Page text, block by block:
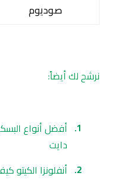
صوديوم
نرشح لك أيضاً:
أفضل أنواع
دايت
أنفلونزا الكيتو